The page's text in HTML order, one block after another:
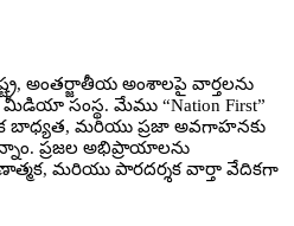
అంతర్జాతీయ అంశాలపై వార్తలను
సంస్థ. మేము “Nation First”
బాధ్యత, మరియు ప్రజా అవగాహనకు
ప్రజల అభిప్రాయాలను
మరియు పారదర్శక వార్తా వేదికగా